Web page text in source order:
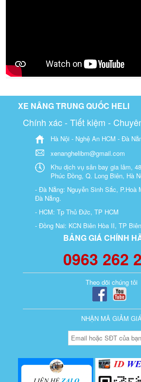
XE NÂNG TRUNG QUỐC HELI
Chính xác - Tiết kiệm -
Hà Nội - Nghệ An HCM - Đà
xenanghelibm@gmail.com
Khu dịch vụ sân bay gia lâm,
Phúc Đồng, Q. Long Biên, Hà
- Đà Nẵng: Nguyễn Sinh Sắc, P.Hoà
Đà Nẵng.
- HCM: Tp Thủ Đức, TP HCM
- Đồng Nai: KCN Biên Hòa II, TP
BẢNG GIÁ CHÍNH
0963 262
Theo dõi chúng tôi
NHẬN MÃ GIẢM